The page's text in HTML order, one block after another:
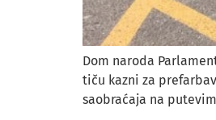
Dom naroda
tiču kazni za
saobraćaja na